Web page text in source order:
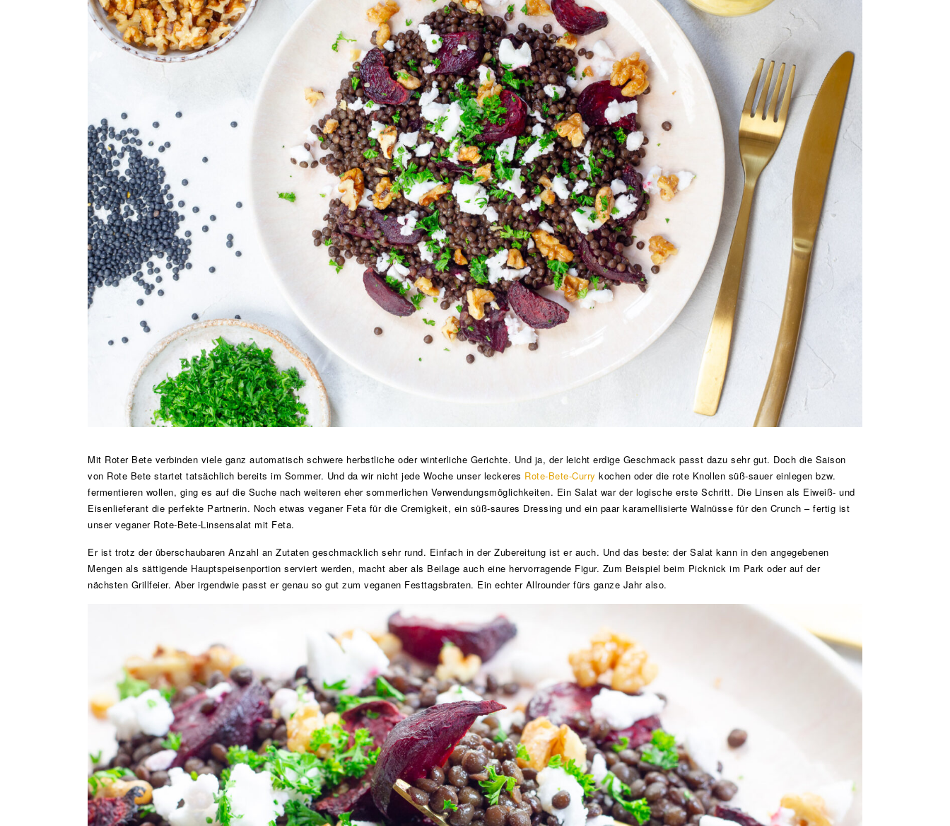
Mit Roter Bete verbinden viele ganz automatisch schwere herbstliche oder winterliche Gerichte. Und ja, der leicht erdige Geschmack passt dazu sehr gut. Doch die Saison
von Rote Bete startet tatsächlich bereits im Sommer. Und da wir nicht jede Woche unser leckeres Rote-Bete-Curry kochen oder die rote Knollen süß-sauer einlegen bzw.
fermentieren wollen, ging es auf die Suche nach weiteren eher sommerlichen Verwendungsmöglichkeiten. Ein Salat war der logische erste Schritt. Die Linsen als Eiweiß- und
Eisenlieferant die perfekte Partnerin. Noch etwas veganer Feta für die Cremigkeit, ein süß-saures Dressing und ein paar karamellisierte Walnüsse für den Crunch – fertig ist
unser veganer Rote-Bete-Linsensalat mit Feta.
Er ist trotz der überschaubaren Anzahl an Zutaten geschmacklich sehr rund. Einfach in der Zubereitung ist er auch. Und das beste: der Salat kann in den angegebenen
Mengen als sättigende Hauptspeisenportion serviert werden, macht aber als Beilage auch eine hervorragende Figur. Zum Beispiel beim Picknick im Park oder auf der
nächsten Grillfeier. Aber irgendwie passt er genau so gut zum veganen Festtagsbraten. Ein echter Allrounder fürs ganze Jahr also.